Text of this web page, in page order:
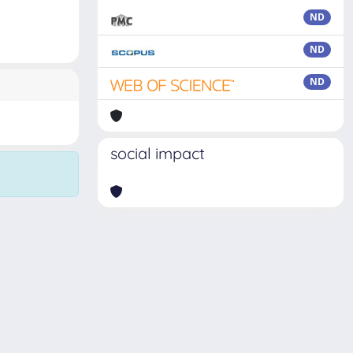
ND
ND
ND
social impact